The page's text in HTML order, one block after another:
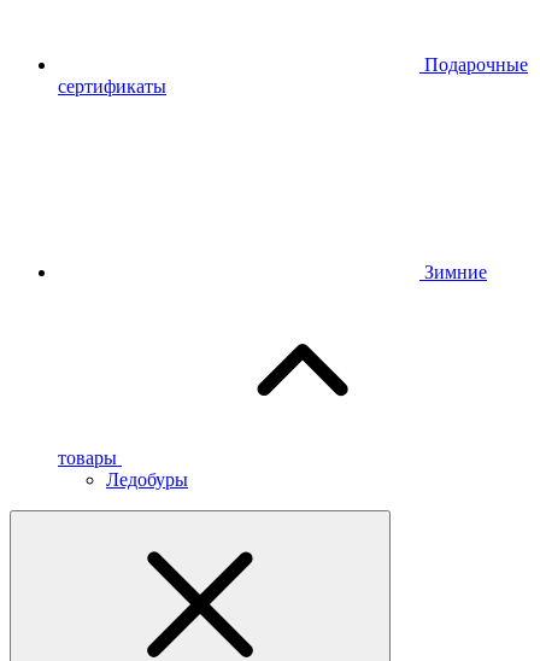
Подарочные
сертификаты
Зимние
товары
Ледобуры